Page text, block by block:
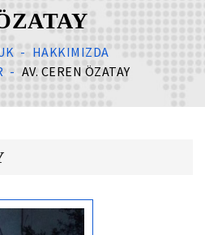
HAKKIMIZDA
AV. CEREN ÖZATAY